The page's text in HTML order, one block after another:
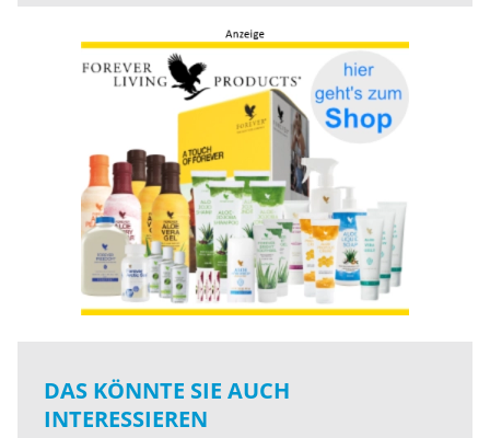
DAS KÖNNTE SIE AUCH
INTERESSIEREN